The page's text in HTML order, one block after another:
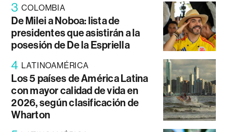
3 COLOMBIA
De Milei a Noboa: lista de
presidentes que asistirán a la
posesión de De la Espriella
4 LATINOAMÉRICA
Los 5 países de América Latina
con mayor calidad de vida en
2026, según clasificación de
Wharton